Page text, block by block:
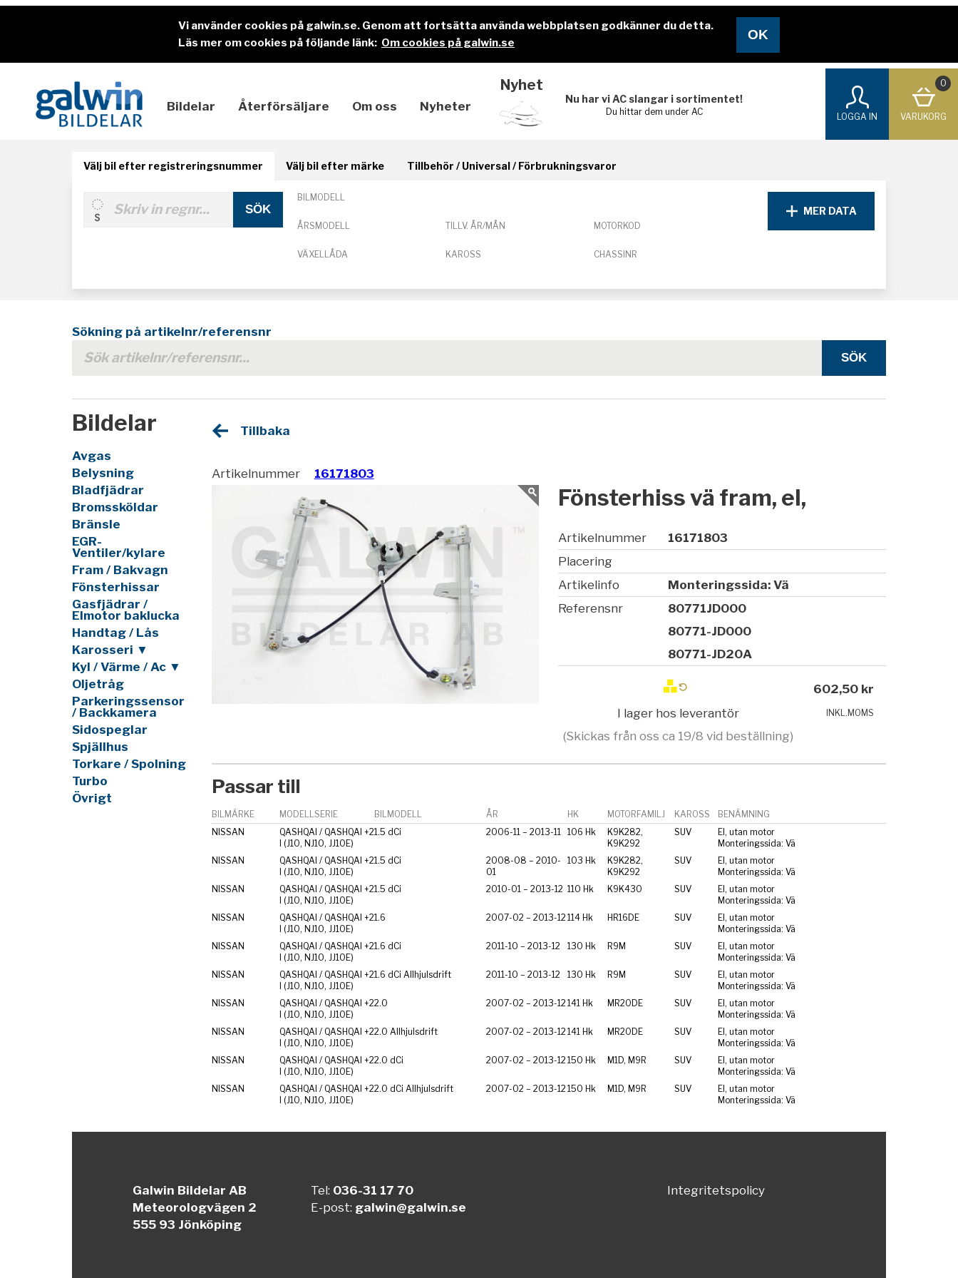
Vi använder cookies på galwin.se. Genom att fortsätta använda webbplatsen godkänner du detta.
Läs mer om cookies på följande länk: Om cookies på galwin.se
Bildelar Återförsäljare Om oss Nyheter
Nyhet
Nu har vi AC slangar i sortimentet!
Du hittar dem under AC
LOGGA IN
0
VARUKORG
Välj bil efter registreringsnummer Välj bil efter märke Tillbehör / Universal / Förbrukningsvaror
BILMODELL
ÅRSMODELL TILLV. ÅR/MÅN MOTORKOD
VÄXELLÅDA KAROSS CHASSINR
MER DATA
Sökning på artikelnr/referensnr
Bildelar
Avgas
Belysning
Bladfjädrar
Bromssköldar
Bränsle
EGR-
Ventiler/kylare
Fram / Bakvagn
Fönsterhissar
Gasfjädrar /
Elmotor baklucka
Handtag / Lås
Karosseri ▼
Kyl / Värme / Ac ▼
Oljetråg
Parkeringssensor
/ Backkamera
Sidospeglar
Spjällhus
Torkare / Spolning
Turbo
Övrigt
Tillbaka
Artikelnummer 16171803
Fönsterhiss vä fram, el,
Artikelnummer
16171803
Placering
Artikelinfo
Monteringssida: Vä
Referensnr
80771JD000
80771-JD000
80771-JD20A
I lager hos leverantör
(Skickas från oss ca 19/8 vid beställning)
602,50 kr
INKL.MOMS
Passar till
BILMÄRKE MODELLSERIE BILMODELL ÅR HK MOTORFAMILJ KAROSS
BENÄMNING
NISSAN
QASHQAI / QASHQAI +2
I (J10, NJ10, JJ10E)
1.5 dCi 2006-11 – 2013-11 106 Hk
K9K282,
K9K292
SUV
El, utan motor
Monteringssida: Vä
NISSAN
QASHQAI / QASHQAI +2
I (J10, NJ10, JJ10E)
1.5 dCi
2008-08 – 2010-
01
103 Hk
K9K282,
K9K292
SUV
El, utan motor
Monteringssida: Vä
NISSAN
QASHQAI / QASHQAI +2
I (J10, NJ10, JJ10E)
1.5 dCi 2010-01 – 2013-12 110 Hk K9K430 SUV
El, utan motor
Monteringssida: Vä
NISSAN
QASHQAI / QASHQAI +2
I (J10, NJ10, JJ10E)
1.6 2007-02 – 2013-12 114 Hk HR16DE SUV
El, utan motor
Monteringssida: Vä
NISSAN
QASHQAI / QASHQAI +2
I (J10, NJ10, JJ10E)
1.6 dCi 2011-10 – 2013-12 130 Hk R9M SUV
El, utan motor
Monteringssida: Vä
NISSAN
QASHQAI / QASHQAI +2
I (J10, NJ10, JJ10E)
1.6 dCi Allhjulsdrift 2011-10 – 2013-12 130 Hk R9M SUV
El, utan motor
Monteringssida: Vä
NISSAN
QASHQAI / QASHQAI +2
I (J10, NJ10, JJ10E)
2.0 2007-02 – 2013-12 141 Hk MR20DE SUV
El, utan motor
Monteringssida: Vä
NISSAN
QASHQAI / QASHQAI +2
I (J10, NJ10, JJ10E)
2.0 Allhjulsdrift 2007-02 – 2013-12 141 Hk MR20DE SUV
El, utan motor
Monteringssida: Vä
NISSAN
QASHQAI / QASHQAI +2
I (J10, NJ10, JJ10E)
2.0 dCi 2007-02 – 2013-12 150 Hk M1D, M9R SUV
El, utan motor
Monteringssida: Vä
NISSAN
QASHQAI / QASHQAI +2
I (J10, NJ10, JJ10E)
2.0 dCi Allhjulsdrift 2007-02 – 2013-12 150 Hk M1D, M9R SUV
El, utan motor
Monteringssida: Vä
Galwin Bildelar AB
Meteorologvägen 2
555 93 Jönköping
Tel: 036-31 17 70
E-post: galwin@galwin.se
Integritetspolicy